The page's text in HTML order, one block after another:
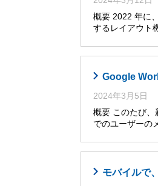
概要 2022 年に
するレイアウト
Google
2024年3月5日
概要 このたび、
でのユーザーの
モバイルで